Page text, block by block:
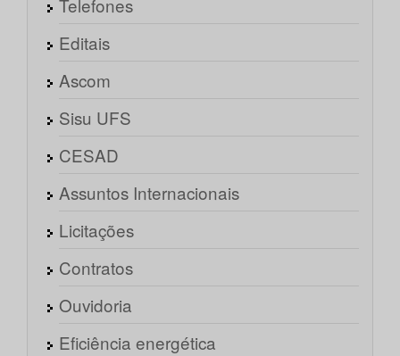
Telefones
Editais
Ascom
Sisu UFS
CESAD
Assuntos Internacionais
Licitações
Contratos
Ouvidoria
Eficiência energética